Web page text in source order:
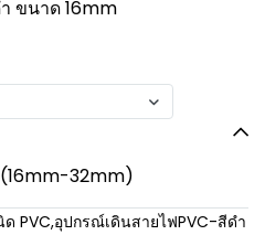
ขนาด 16mm
32mm)
PVC,อุปกรณ์เดินสายไฟPVC-สีดำ